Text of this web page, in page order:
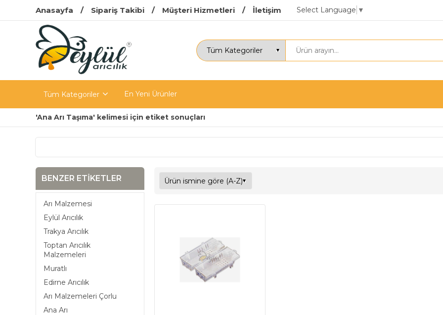
Anasayfa Sipariş Takibi Müşteri Hizmetleri İletişim Select Language ▼
Tüm Kategoriler En Yeni Ürünler
'Ana Arı Taşıma' kelimesi için etiket sonuçları
BENZER ETIKETLER
Arı Malzemesi
Eylül Arıcılık
Trakya Arıcılık
Toptan Arıcılık
Malzemeleri
Muratlı
Edirne Arıcılık
Arı Malzemeleri Çorlu
Ana Arı